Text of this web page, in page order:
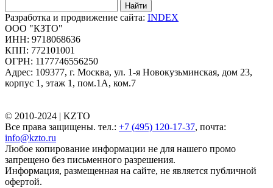
Найти
Разработка и продвижение сайта: INDEX
ООО "КЗТО"
ИНН: 9718068636
КПП: 772101001
ОГРН: 1177746556250
Адрес: 109377, г. Москва, ул. 1-я Новокузьминская, дом 23,
корпус 1, этаж 1, пом.1А, ком.7
© 2010-2024 | KZTO
Все права защищены. тел.: +7 (495) 120-17-37, почта:
info@kzto.ru
Любое копирование информации не для нашего промо
запрещено без письменного разрешения.
Информация, размещенная на сайте, не является публичной
офертой.